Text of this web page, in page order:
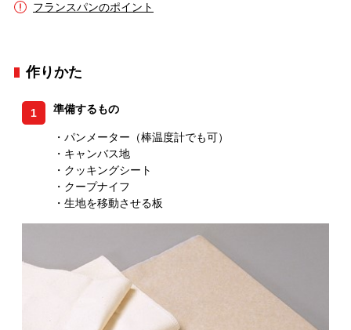
フランスパンのポイント
作りかた
1 準備するもの
・パンメーター（棒温度計でも可）
・キャンバス地
・クッキングシート
・クープナイフ
・生地を移動させる板